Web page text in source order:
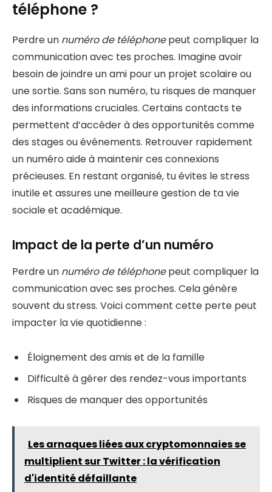
téléphone ?
Perdre un numéro de téléphonepeut compliquer la
communication avec tes proches. Imagine avoir
besoin de joindre un ami pour un projet scolaire ou
une sortie. Sans son numéro, tu risques de manquer
des informations cruciales. Certains contacts te
permettent d’accéder à des opportunités comme
des stages ou événements. Retrouver rapidement
un numéro aide à maintenir ces connexions
précieuses. En restant organisé, tu évites le stress
inutile et assures une meilleure gestion de ta vie
sociale et académique.
Impact de la perte d’un numéro
Perdre un numéro de téléphonepeut compliquer la
communication avec ses proches. Cela génère
souvent du stress. Voici comment cette perte peut
impacter la vie quotidienne :
Éloignement des amis et de la famille
Difficulté à gérer des rendez-vous importants
Risques de manquer des opportunités
Les arnaques liées aux cryptomonnaies se
multiplient sur Twitter : la vérification
d'identité défaillante